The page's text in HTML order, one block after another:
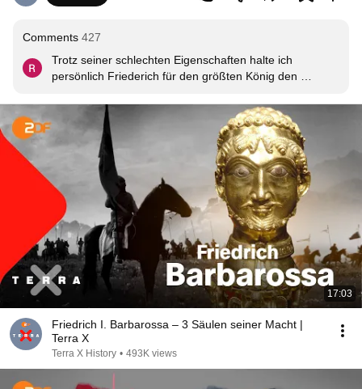
Comments 427
Trotz seiner schlechten Eigenschaften halte ich
persönlich Friederich für den größten König den
schlechte Eigenschaft?
17:03
Friedrich I. Barbarossa – 3 Säulen seiner Macht |
Terra X
Terra X History • 493K views